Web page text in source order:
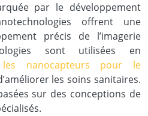
par le développement
offrent une
précis de l’imagerie
sont utilisées en
les nanocapteurs pour le
les soins sanitaires.
sur des conceptions de